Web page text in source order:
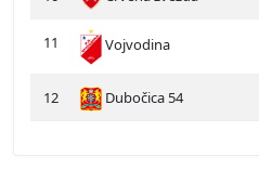
11 Vojvodina
12 Dubočica 54